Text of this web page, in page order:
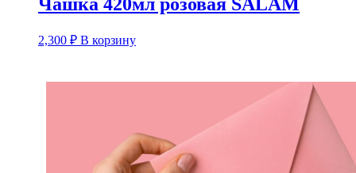
2,300 ₽ В корзину